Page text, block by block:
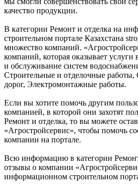
качество продукции.
В категории Ремонт и отделка на
строительном портале Казахстана
множество компаний.
компаний, которая оказывает
и обслуживание систем
Строительные и отделочные работы,
дорог, Электромонтажные работы.
Если вы хотите помочь другим
компанией, в которой они захотят
Ремонт и отделка, то вы можете
«Агростройсервис», чтобы помочь
компании на портале.
Всю информацию в категории
отзывы о компании
информационном строительном